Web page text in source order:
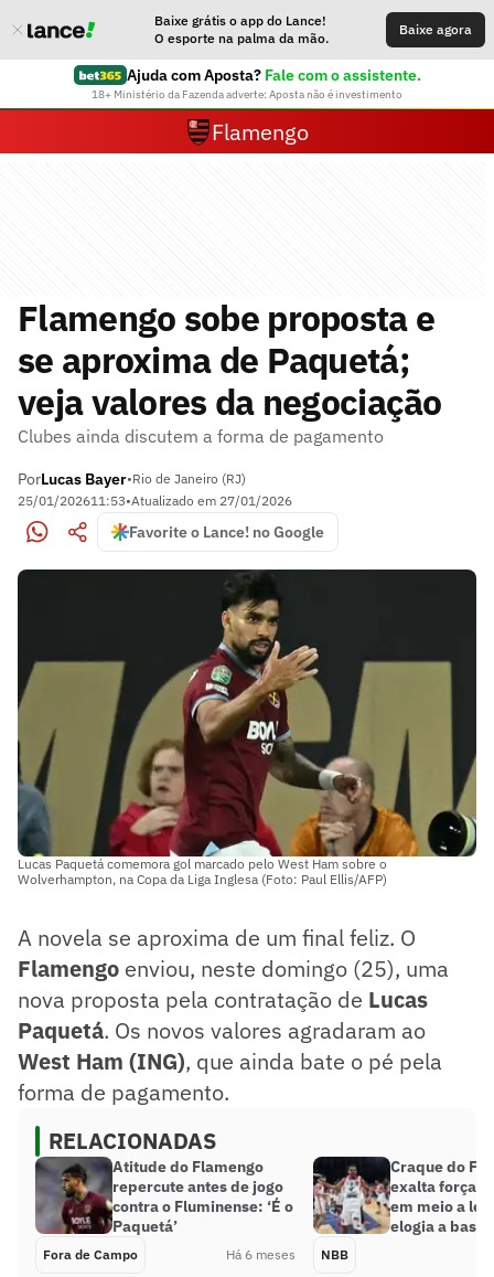
Baixe grátis o app do Lance!
O esporte na palma da mão.
Baixe agora
Ajuda com Aposta? Fale com o assistente.
18+ Ministério da Fazenda adverte: Aposta não é investimento
Flamengo
Flamengo sobe proposta e
se aproxima de Paquetá;
veja valores da negociação
Clubes ainda discutem a forma de pagamento
PorLucas Bayer•Rio de Janeiro (RJ)
25/01/202611:53•Atualizado em 27/01/2026
Favorite o Lance! no Google
Lucas Paquetá comemora gol marcado pelo West Ham sobre o
Wolverhampton, na Copa da Liga Inglesa (Foto: Paul Ellis/AFP)
A novela se aproxima de um final feliz. O
Flamengo enviou, neste domingo (25), uma
nova proposta pela contratação de Lucas
Paquetá. Os novos valores agradaram ao
West Ham (ING), que ainda bate o pé pela
forma de pagamento.
RELACIONADAS
Atitude do Flamengo
repercute antes de jogo
contra o Fluminense: ‘É o
Paquetá’
Fora de Campo Há 6 meses
Craque do
exalta força
em meio a
elogia a base
NBB